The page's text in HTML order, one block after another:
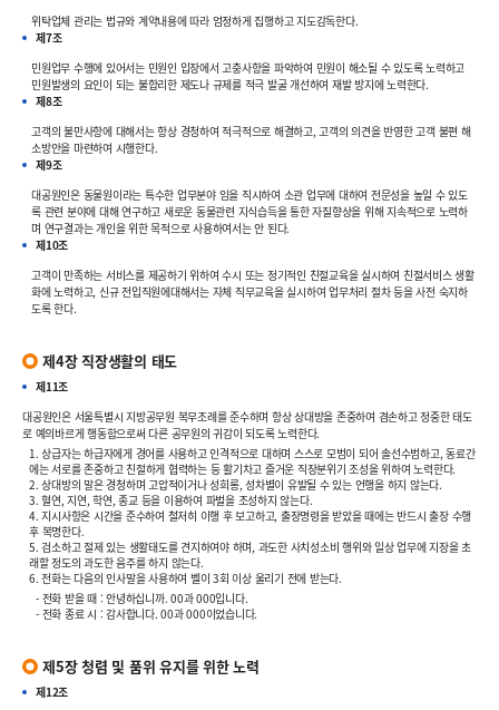
위탁업체 관리는 법규와 계약내용에 따라 엄정하게 집행하고 지도감독한다.
제7조
민원업무 수행에 있어서는 민원인 입장에서 고충사항을 파악하여 민원이 해소될 수 있도록 노력하고
민원발생의 요인이 되는 불합리한 제도나 규제를 적극 발굴 개선하여 재발 방지에 노력한다.
제8조
고객의 불만사항에 대해서는 항상 경청하여 적극적으로 해결하고, 고객의 의견을 반영한 고객 불편 해
소방안을 마련하여 시행한다.
제9조
대공원인은 동물원이라는 특수한 업무분야 임을 직시하여 소관 업무에 대하여 전문성을 높일 수 있도
록 관련 분야에 대해 연구하고 새로운 동물관련 지식습득을 통한 자질향상을 위해 지속적으로 노력하
며 연구결과는 개인을 위한 목적으로 사용하여서는 안 된다.
제10조
고객이 만족하는 서비스를 제공하기 위하여 수시 또는 정기적인 친절교육을 실시하여 친절서비스 생활
화에 노력하고, 신규 전입직원에대해서는 자체 직무교육을 실시하여 업무처리 절차 등을 사전 숙지하
도록 한다.
제4장 직장생활의 태도
제11조
대공원인은 서울특별시 지방공무원 복무조례를 준수하며 항상 상대방을 존중하여 겸손하고 정중한 태도
로 예의바르게 행동함으로써 다른 공무원의 귀감이 되도록 노력한다.
1. 상급자는 하급자에게 경어를 사용하고 인격적으로 대하며 스스로 모범이 되어 솔선수범하고, 동료간
에는 서로를 존중하고 친절하게 협력하는 등 활기차고 즐거운 직장분위기 조성을 위하여 노력한다.
2. 상대방의 말은 경청하며 고압적이거나 성희롱, 성차별이 유발될 수 있는 언행을 하지 않는다.
3. 혈연, 지연, 학연, 종교 등을 이용하여 파벌을 조성하지 않는다.
4. 지시사항은 시간을 준수하여 철저히 이행 후 보고하고, 출장명령을 받았을 때에는 반드시 출장 수행
후 복명한다.
5. 검소하고 절제 있는 생활태도를 견지하여야 하며, 과도한 사치성소비 행위와 일상 업무에 지장을 초
래할 정도의 과도한 음주를 하지 않는다.
6. 전화는 다음의 인사말을 사용하여 벨이 3회 이상 울리기 전에 받는다.
- 전화 받을 때 : 안녕하십니까. 00과 000입니다.
- 전화 종료 시 : 감사합니다. 00과 000이었습니다.
제5장 청렴 및 품위 유지를 위한 노력
제12조